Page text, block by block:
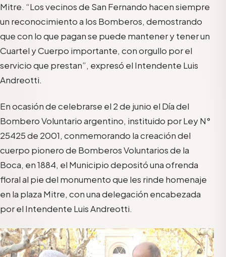
Mitre. “Los vecinos de San Fernando hacen siempre
un reconocimiento a los Bomberos, demostrando
que con lo que pagan se puede mantener y tener un
Cuartel y Cuerpo importante, con orgullo por el
servicio que prestan”, expresó el Intendente Luis
Andreotti.
En ocasión de celebrarse el 2 de junio el Día del
Bombero Voluntario argentino, instituido porLeyN°
25425 de 2001, conmemorando la creación del
cuerpo pionerode Bomberos Voluntariosde la
Boca, en 1884, el Municipiodepositó una ofrenda
floral al pie del monumento que les rinde homenaje
en la plaza Mitre, con una delegación encabezada
por el Intendente Luis Andreotti.